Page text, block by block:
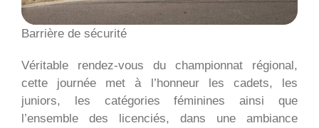
Barrière de sécurité
Véritable rendez-vous du championnat régional,
cette journée met à l’honneur les cadets, les
juniors, les catégories féminines ainsi que
l’ensemble des licenciés, dans une ambiance